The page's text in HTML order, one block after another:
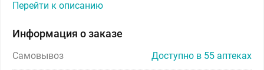
Перейти к описанию
Информация о заказе
Самовывоз Доступно в 55 аптеках